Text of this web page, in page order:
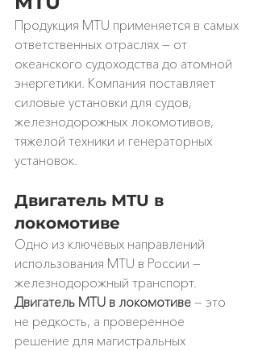
Продукция MTU применяется в самых
ответственных отраслях — от
океанского судоходства до атомной
энергетики. Компания поставляет
силовые установки для судов,
железнодорожных локомотивов,
тяжелой техники и генераторных
установок.
Двигатель MTU в
локомотиве
Одно из ключевых направлений
использования MTU в России —
железнодорожный транспорт.
Двигатель MTU в локомотиве — это
не редкость, а проверенное
решение для магистральных